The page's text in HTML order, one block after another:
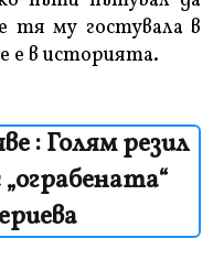
тя му гостувала в
е в историята.
: Голям резил